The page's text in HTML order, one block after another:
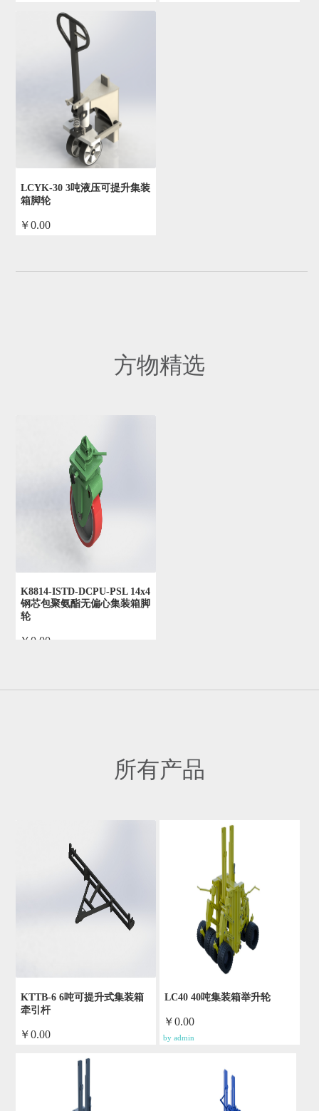
LCYK-30 3吨液压可提升集装
箱脚轮
￥0.00
方物精选
K8814-ISTD-DCPU-PSL 14x4
钢芯包聚氨酯无偏心集装箱脚
轮
￥0.00
所有产品
KTTB-6 6吨可提升式集装箱
牵引杆
￥0.00
LC40 40吨集装箱举升轮
￥0.00
by admin